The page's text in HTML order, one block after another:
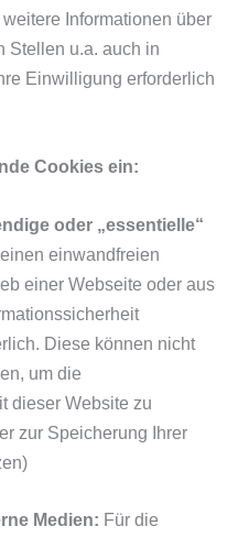
Informationen über
Stellen u.a. auch in
Einwilligung erforderlich
Cookies ein:
oder „essentielle“
einwandfreien
einer Webseite oder aus
Diese können nicht
um die
dieser Website zu
zur Speicherung Ihrer
Medien: Für die